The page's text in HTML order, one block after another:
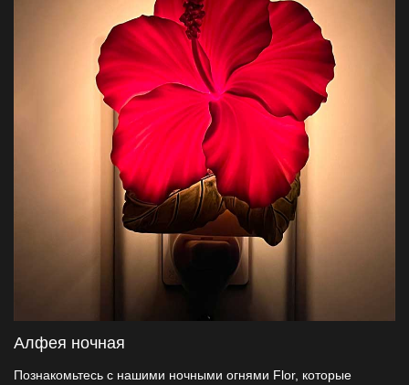
настройки идеально подходят для декоративных оптовиков,
чтобы обеспечить бесшовный и очаровательный опыт
Алфея ночная
Познакомьтесь с нашими ночными огнями Flor, которые